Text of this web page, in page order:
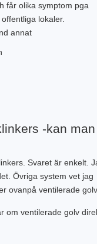
får olika symptom pga
lokaler.
annat
-kan man
Svaret är enkelt.
Övriga system vet jag
ovanpå ventilerade
om ventilerade golv